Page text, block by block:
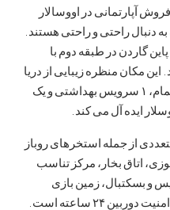
در اووسالار
و راحتی هستند.
در طبقه دوم با
منظره زیبایی از دریا
دهد، همراه با ۱ حمام، ۱ سرویس بهداشتی و یک
می کند.
استخرهای روباز
مرکز تناسب
زمین بازی
کودکان، کاملیا، ژنراتور، وای فای و امنیت دوربین ۲۴ ساعته است.